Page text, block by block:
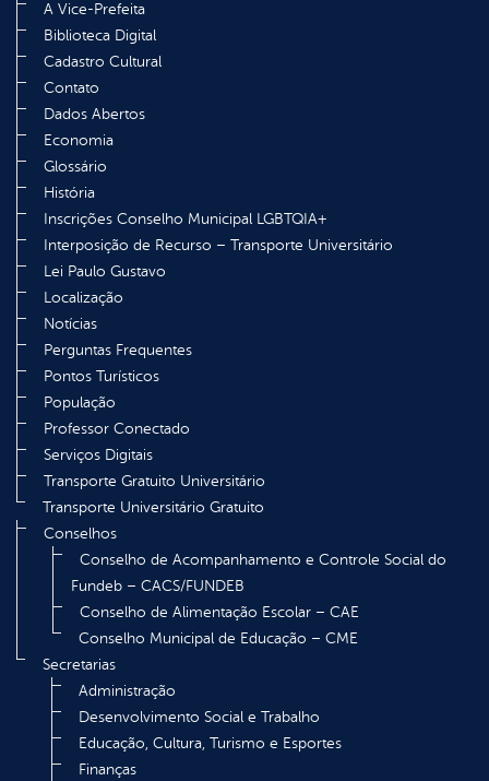
A Vice-Prefeita
Biblioteca Digital
Cadastro Cultural
Contato
Dados Abertos
Economia
Glossário
História
Inscrições Conselho Municipal LGBTQIA+
Interposição de Recurso – Transporte Universitário
Lei Paulo Gustavo
Localização
Notícias
Perguntas Frequentes
Pontos Turísticos
População
Professor Conectado
Serviços Digitais
Transporte Gratuito Universitário
Transporte Universitário Gratuito
Conselhos
Conselho de Acompanhamento e Controle Social do
Fundeb – CACS/FUNDEB
Conselho de Alimentação Escolar – CAE
Conselho Municipal de Educação – CME
Secretarias
Administração
Desenvolvimento Social e Trabalho
Educação, Cultura, Turismo e Esportes
Finanças